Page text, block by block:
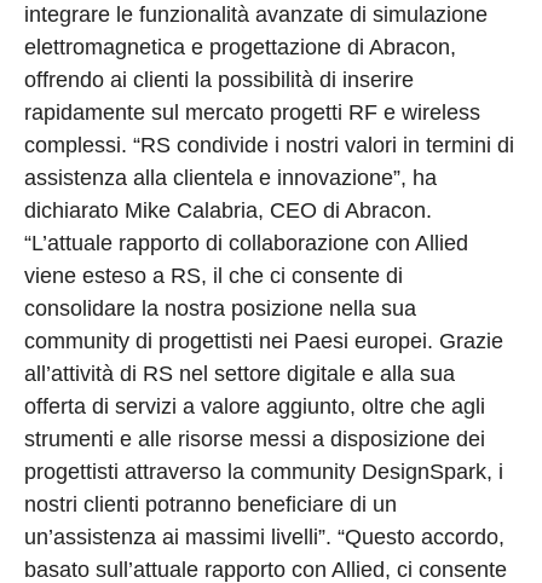
integrare le funzionalità avanzate di simulazione
elettromagnetica e progettazione di Abracon,
offrendo ai clienti la possibilità di inserire
rapidamente sul mercato progetti RF e wireless
complessi. “RS condivide i nostri valori in termini di
assistenza alla clientela e innovazione”, ha
dichiarato Mike Calabria, CEO di Abracon.
“L’attuale rapporto di collaborazione con Allied
viene esteso a RS, il che ci consente di
consolidare la nostra posizione nella sua
community di progettisti nei Paesi europei. Grazie
all’attività di RS nel settore digitale e alla sua
offerta di servizi a valore aggiunto, oltre che agli
strumenti e alle risorse messi a disposizione dei
progettisti attraverso la community DesignSpark, i
nostri clienti potranno beneficiare di un
un’assistenza ai massimi livelli”. “Questo accordo,
basato sull’attuale rapporto con Allied, ci consente